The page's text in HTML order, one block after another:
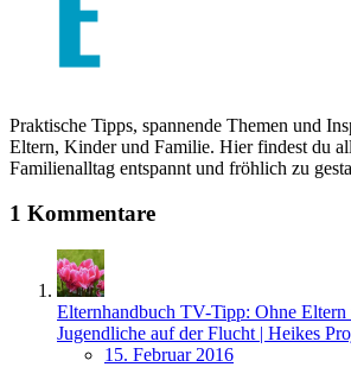
Praktische Tipps, spannende Themen und
Eltern, Kinder und Familie. Hier findest du
Familienalltag entspannt und fröhlich zu
1 Kommentare
Elternhandbuch TV-Tipp: Ohne
Jugendliche auf der Flucht | Heikes
15. Februar 2016